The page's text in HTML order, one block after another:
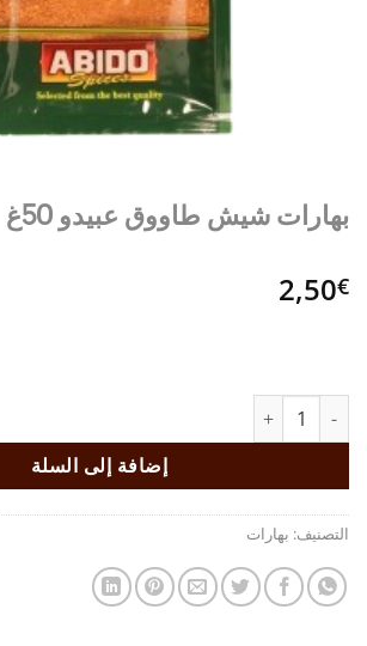
بهارات شيش طاووق عبيدو 50غ
2,50€
كمية بهارات شيش طاووق عبيدو 50غ
إضافة إلى السلة
التصنيف: بهارات